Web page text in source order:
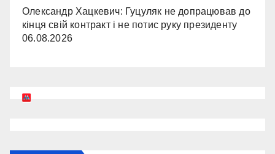
Олександр Хацкевич: Гуцуляк не допрацював до
кінця свій контракт і не потис руку президенту
06.08.2026